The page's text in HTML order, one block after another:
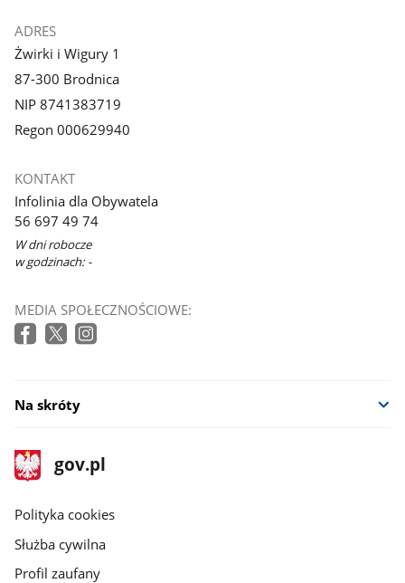
ADRES
Żwirki i Wigury 1
87-300 Brodnica
NIP 8741383719
Regon 000629940
KONTAKT
Infolinia dla Obywatela
56 697 49 74
W dni robocze
w godzinach: -
MEDIA SPOŁECZNOŚCIOWE:
Na skróty
stopka
gov.pl
Strona
gov.pl
gov.pl
Polityka cookies
Służba cywilna
Profil zaufany